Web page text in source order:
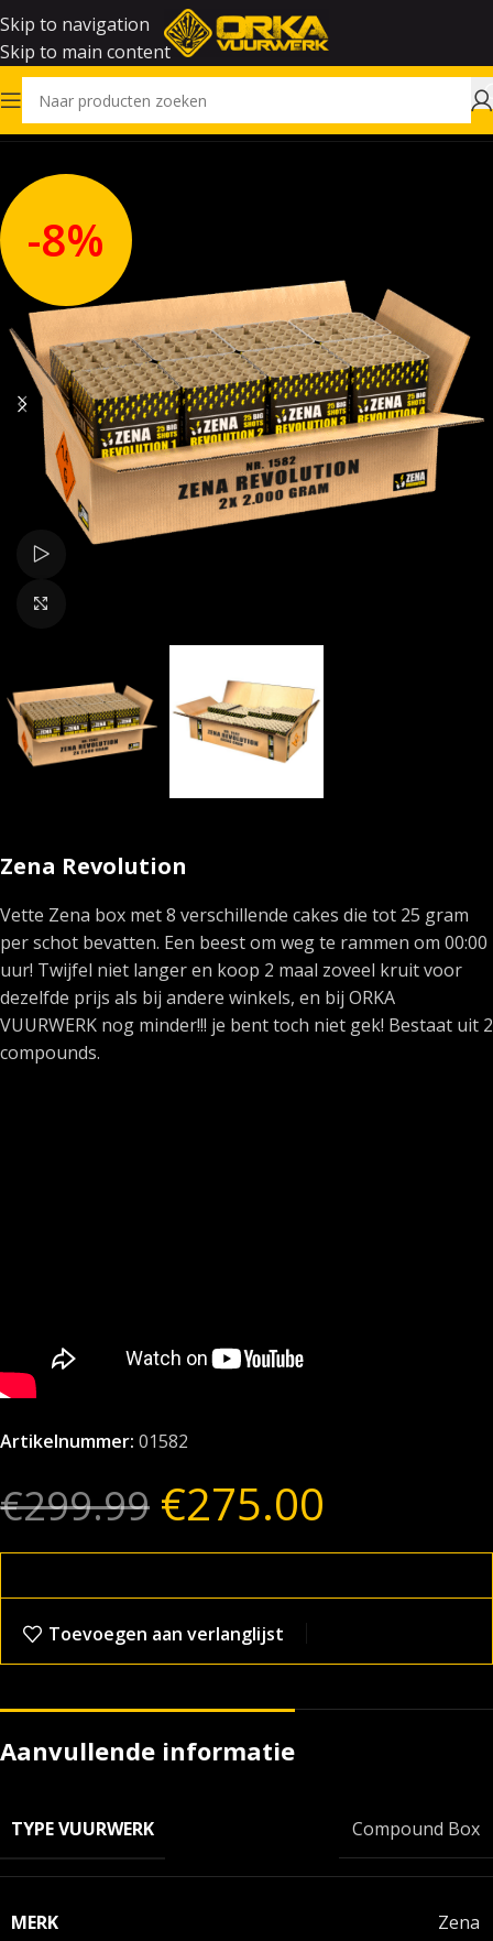
Skip to navigation
Skip to main content
Home Vuurwerk
-8%
Zena Revolution
Vette Zena box met 8 verschillende cakes die tot 25 gram
per schot bevatten. Een beest om weg te rammen om 00:00
uur! Twijfel niet langer en koop 2 maal zoveel kruit voor
dezelfde prijs als bij andere winkels, en bij ORKA
VUURWERK nog minder!!! je bent toch niet gek! Bestaat uit 2
compounds.
Artikelnummer: 01582
€299.99 €275.00
Toevoegen aan verlanglijst
Aanvullende informatie
TYPE VUURWERK Compound Box
MERK Zena